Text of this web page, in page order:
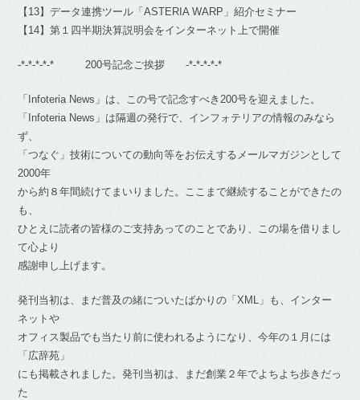
【13】データ連携ツール「ASTERIA WARP」紹介セミナー
【14】第１四半期決算説明会をインターネット上で開催
-*-*-*-*-* 200号記念ご挨拶 -*-*-*-*-*
「Infoteria News」は、この号で記念すべき200号を迎えました。
「Infoteria News」は隔週の発行で、インフォテリアの情報のみなら
ず、
「つなぐ」技術についての動向等をお伝えするメールマガジンとして
2000年
から約８年間続けてまいりました。ここまで継続することができたの
も、
ひとえに読者の皆様のご支持あってのことであり、この場を借りまし
て心より
感謝申し上げます。
発刊当初は、まだ普及の緒についたばかりの「XML」も、インター
ネットや
オフィス製品でも当たり前に使われるようになり、今年の１月には
「広辞苑」
にも掲載されました。発刊当初は、まだ創業２年でよちよち歩きだっ
た